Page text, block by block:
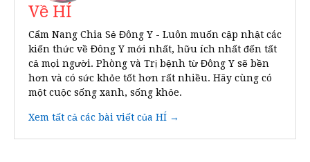
Về HÍ
Cẩm Nang Chia Sẻ Đông Y - Luôn muốn cập nhật các
kiến thức về Đông Y mới nhất, hữu ích nhất đến tất
cả mọi người. Phòng và Trị bệnh từ Đông Y sẽ bền
hơn và có sức khỏe tốt hơn rất nhiều. Hãy cùng có
một cuộc sống xanh, sống khỏe.
Xem tất cả các bài viết của HÍ →